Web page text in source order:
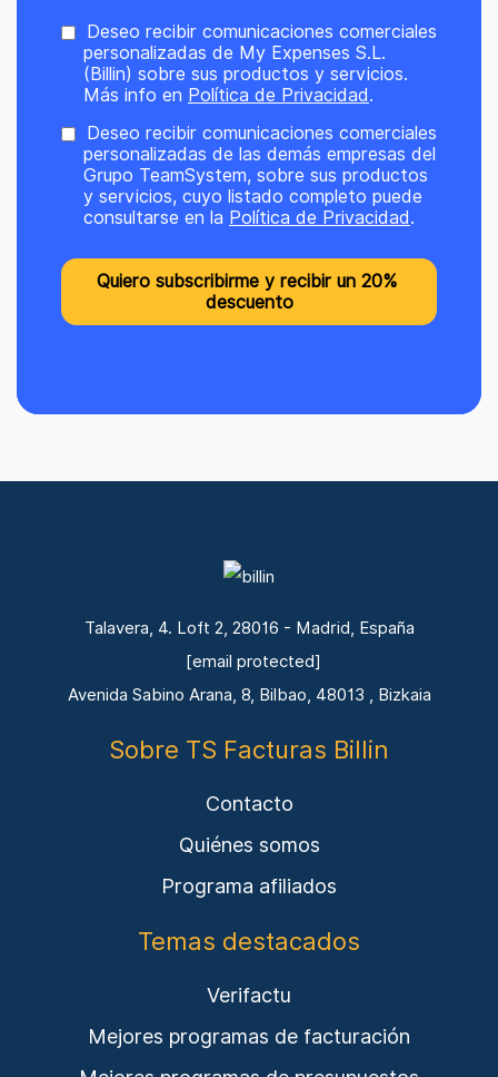
Deseo recibir comunicaciones comerciales
personalizadas de My Expenses S.L.
(Billin) sobre sus productos y servicios.
Más info en Política de Privacidad .
Deseo recibir comunicaciones comerciales
personalizadas de las demás empresas del
Grupo TeamSystem, sobre sus productos
y servicios, cuyo listado completo puede
consultarse en la Política de Privacidad .
Talavera, 4. Loft 2, 28016 - Madrid, España
[email protected]
Avenida Sabino Arana, 8, Bilbao, 48013 , Bizkaia
Sobre TS Facturas Billin
Contacto
Quiénes somos
Programa afiliados
Temas destacados
Verifactu
Mejores programas de facturación